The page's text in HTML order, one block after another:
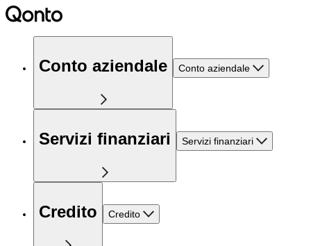
Conto aziendale Conto aziendale
Servizi finanziari Servizi finanziari
Credito Credito